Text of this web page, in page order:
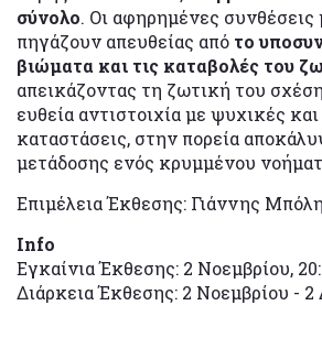
σύνολο. Οι αφηρημένες συνθέσεις
πηγάζουν απευθείας από το
βιώματα και τις καταβολές του
απεικάζοντας τη ζωτική του
ευθεία αντιστοιχία με ψυχικές
καταστάσεις, στην πορεία
μετάδοσης ενός κρυμμένου
Επιμέλεια Έκθεσης: Γιάννης
Info
Εγκαίνια Έκθεσης: 2 Νοεμβρίου,
​Διάρκεια Έκθεσης: 2 Νοεμβρίου - 2